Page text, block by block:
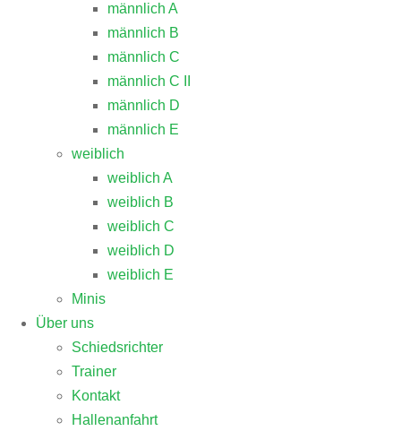
männlich A
männlich B
männlich C
männlich C II
männlich D
männlich E
weiblich
weiblich A
weiblich B
weiblich C
weiblich D
weiblich E
Minis
Über uns
Schiedsrichter
Trainer
Kontakt
Hallenanfahrt